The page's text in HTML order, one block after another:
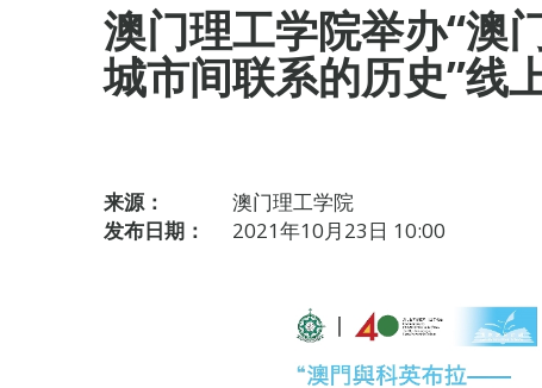
澳门理工学院举办“澳
城市间联系的历史”线
来源：
澳门理工学院
发布日期：
2021年10月23日 10:00